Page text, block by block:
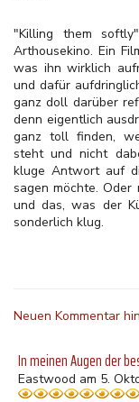
"Killing them
Arthousekino. Ein
was ihn wirklich
und dafür
ganz doll darüber
denn eigentlich
ganz toll finden,
steht und nicht
kluge Antwort auf
sagen möchte.
und das, was der
sonderlich klug.
Neuen Kommentar
In meinen Augen der
Eastwood am 5.